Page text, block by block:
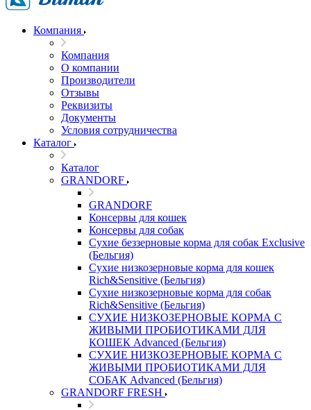
Компания
Компания
О компании
Производители
Отзывы
Реквизиты
Документы
Условия сотрудничества
Каталог
Каталог
GRANDORF
GRANDORF
Консервы для кошек
Консервы для собак
Сухие беззерновые корма для собак Exclusive
(Бельгия)
Сухие низкозерновые корма для кошек
Rich&Sensitive (Бельгия)
Сухие низкозерновые корма для собак
Rich&Sensitive (Бельгия)
СУХИЕ НИЗКОЗЕРНОВЫЕ КОРМА С
ЖИВЫМИ ПРОБИОТИКАМИ ДЛЯ
КОШЕК Advanced (Бельгия)
СУХИЕ НИЗКОЗЕРНОВЫЕ КОРМА С
ЖИВЫМИ ПРОБИОТИКАМИ ДЛЯ
СОБАК Advanced (Бельгия)
GRANDORF FRESH